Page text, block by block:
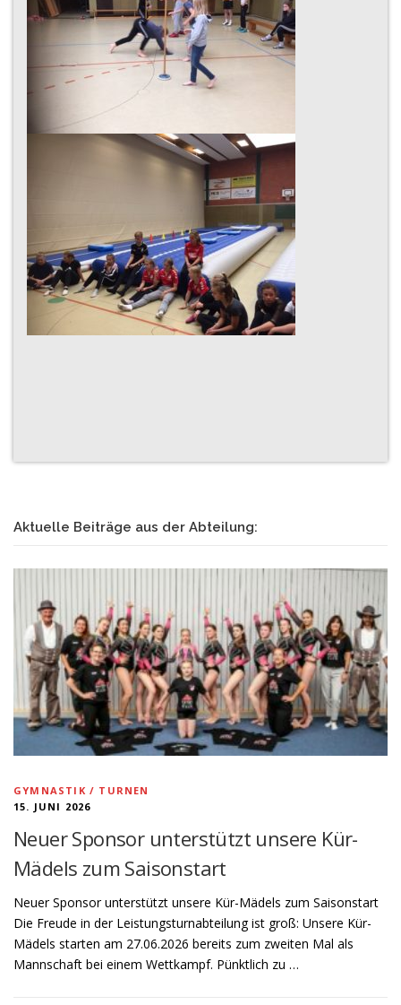
Aktuelle Beiträge aus der Abteilung:
GYMNASTIK / TURNEN
15. JUNI 2026
Neuer Sponsor unterstützt unsere Kür-
Mädels zum Saisonstart
Neuer Sponsor unterstützt unsere Kür-Mädels zum Saisonstart
Die Freude in der Leistungsturnabteilung ist groß: Unsere Kür-
Mädels starten am 27.06.2026 bereits zum zweiten Mal als
Mannschaft bei einem Wettkampf. Pünktlich zu …